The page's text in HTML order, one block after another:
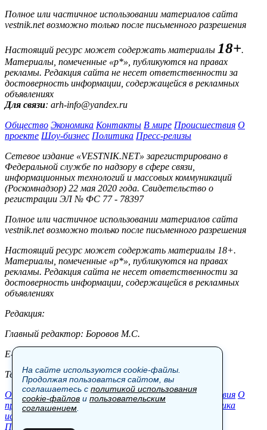
Полное или частичное использовании материалов сайта
vestnik.net возможно только после письменного разрешения
Настоящий ресурс может содержать материалы 18+.
Материалы, помеченные «р*», публикуются на правах
рекламы. Редакция сайта не несет ответственности за
достоверность информации, содержащейся в рекламных
объявлениях
Для связи: arh-info@yandex.ru
Общество Экономика Контакты В мире Происшествия О
проекте Шоу-бизнес Политика Пресс-релизы
Сетевое издание «VESTNIK.NET» зарегистрировано в
Федеральной службе по надзору в сфере связи,
информационных технологий и массовых коммуникаций
(Роскомнадзор) 22 мая 2020 года. Свидетельство о
регистрации ЭЛ № ФС 77 - 78397
Полное или частичное использовании материалов сайта
vestnik.net возможно только после письменного разрешения
Настоящий ресурс может содержать материалы 18+.
Материалы, помеченные «р*», публикуются на правах
рекламы. Редакция сайта не несет ответственности за
достоверность информации, содержащейся в рекламных
объявлениях
Редакция:
Главный редактор: Боровов М.С.
E-mail: site@vestnik.net, reb.msk@yandex.ru
Тел.: +7 (921) 720-00-97
Общество Экономика Контакты В мире Происшествия О
проекте Шоу-бизнес Политика Пресс-релизы
Политика
использования cookie-файлов
Пользовательское соглашение
На сайте используются cookie-файлы.
Продолжая пользоваться сайтом, вы
соглашаетесь с политикой использования
cookie-файлов и пользовательским
соглашением